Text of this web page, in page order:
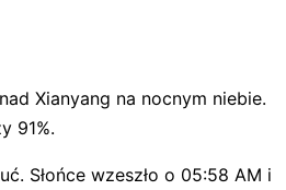
Xianyang na nocnym niebie.
91%.
Słońce wzeszło o 05:58 AM i